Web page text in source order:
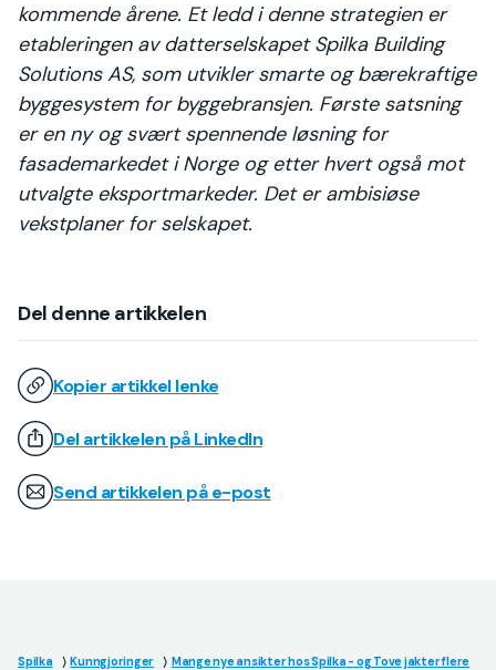
kommende årene. Et ledd i denne strategien er
etableringen av datterselskapet Spilka Building
Solutions AS, som utvikler smarte og bærekraftige
byggesystem for byggebransjen. Første satsning
er en ny og svært spennende løsning for
fasademarkedet i Norge og etter hvert også mot
utvalgte eksportmarkeder. Det er ambisiøse
vekstplaner for selskapet.
Del denne artikkelen
Kopier artikkel lenke
Del artikkelen på LinkedIn
Send artikkelen på e-post
Spilka Kunngjoringer Mange nye ansikter hos Spilka - og Tove jakter flere